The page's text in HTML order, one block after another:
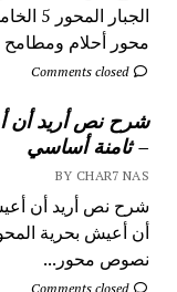
محور أحلام ومطامح 8 اساسي - ...
Comments closed
شرح نص أريد أن
– ثامنة أساسي
BY CHAR7 NAS
شرح نص أريد أن
نصوص محور...
Comments closed